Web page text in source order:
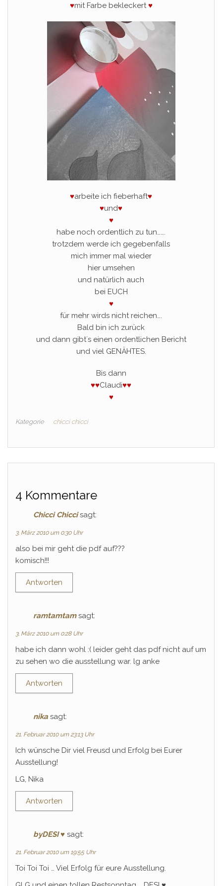
♥mit Farbe bekleckert♥
♥arbeite ich fieberhaft♥
♥und♥
♥
habe noch ordentlich zu tun…….
trotzdem werde ich gegebenfalls
mich immer mal wieder
hier umsehen
und natürlich auch
bei EUCH
♥
für mehr wirds nicht reichen….
Bald bin ich zurück
und dann gibt´s einen ordentlichen Bericht
und viel GENÄHTES.
Bis dann
♥♥Claudi♥♥
♥
Kategorie chicci chicci
4 Kommentare
Chicci Chicci sagt:
3. März 2010 um 0:30 Uhr
also bei mir geht die pdf auf???
komisch!!!
Antworten
ramtamtam sagt:
3. März 2010 um 0:28 Uhr
habe ich dann wohl :( leider geht das pdf nicht auf um
zu sehen wo die ausstellung war. lg anke
Antworten
nika sagt:
21. Februar 2010 um 23:13 Uhr
Ich wünsche Dir viel Freusd und Erfolg bei Eurer
Ausstellung!
LG, Nika
Antworten
byDESI ♥ sagt:
21. Februar 2010 um 19:55 Uhr
Toi Toi Toi … Viel Erfolg für eure Ausstellung.